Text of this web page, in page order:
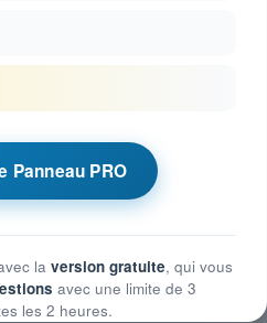
Examen CATS
Panneau PRO
la version gratuite, qui vous
avec une limite de 3
les 2 heures.